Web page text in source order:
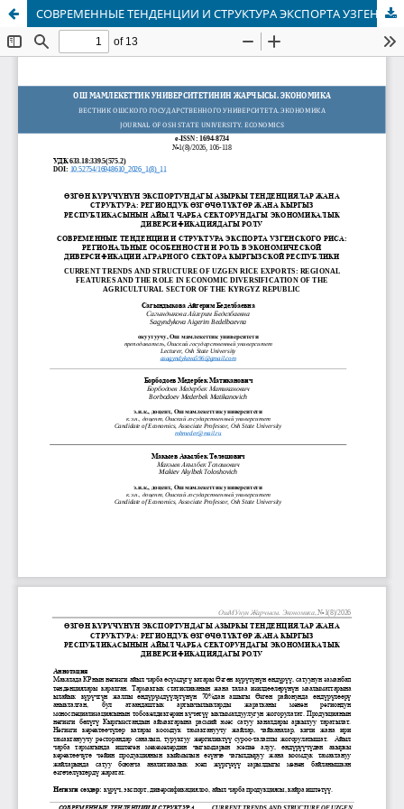
СОВРЕМЕННЫЕ ТЕНДЕНЦИИ И СТРУКТУРА ЭКСПОРТА УЗГЕНСКОГО РИСА: РЕГИОНАЛЬНЫЕ ОСОБЕННОСТИ И РОЛЬ В ЭКОНОМИЧЕСКОЙ ДИВЕРСИФИКАЦИИ АГРАРНОГО СЕКТОРА КЫРГЫЗСКОЙ РЕСПУБЛИКИ